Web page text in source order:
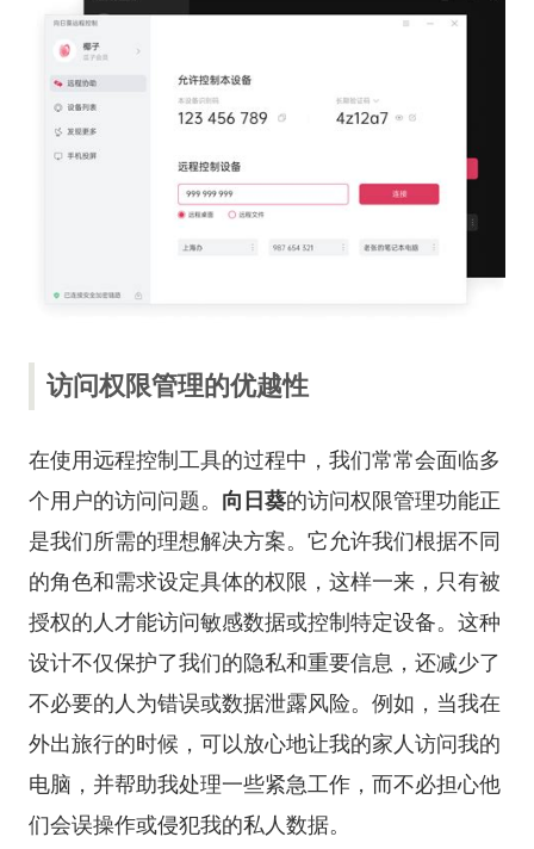
访问权限管理的优越性
在使用远程控制工具的过程中，我们常常会面临多
个用户的访问问题。 向日葵的访问权限管理功能正
是我们所需的理想解决方案。它允许我们根据不同
的角色和需求设定具体的权限，这样一来，只有被
授权的人才能访问敏感数据或控制特定设备。这种
设计不仅保护了我们的隐私和重要信息，还减少了
不必要的人为错误或数据泄露风险。例如，当我在
外出旅行的时候，可以放心地让我的家人访问我的
电脑，并帮助我处理一些紧急工作，而不必担心他
们会误操作或侵犯我的私人数据。